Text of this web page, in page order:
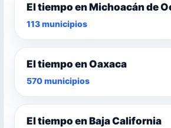
El tiempo en Michoacán de
113 municipios
El tiempo en Oaxaca
570 municipios
El tiempo en Baja California